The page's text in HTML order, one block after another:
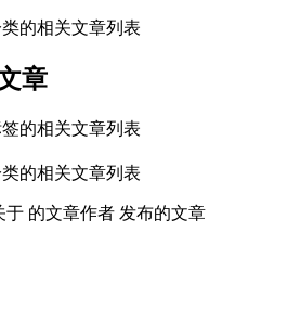
的相关文章列表
章
的相关文章列表
的相关文章列表
于 的文章作者 发布的文章